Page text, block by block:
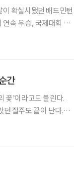
확실시됐던 배드민턴
속 우승, 국제대회 70
간
꽃’이라고도 불린다.
질주도 끝이 난다.